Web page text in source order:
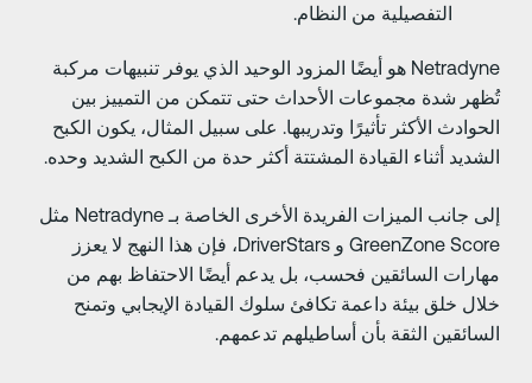
التفصيلية من النظام.
Netradyne هو أيضًا المزود الوحيد الذي يوفر تنبيهات مركبة
شدة مجموعات الأحداث حتى تتمكن من التمييز بين
الأكثر تأثيرًا وتدريبها. على سبيل المثال، يكون الكبح
أثناء القيادة المشتتة أكثر حدة من الكبح الشديد وحده.
إلى جانب الميزات الفريدة الأخرى الخاصة بـ Netradyne مثل
GreenZone Score و DriverStars، فإن هذا النهج لا يعزز
السائقين فحسب، بل يدعم أيضًا الاحتفاظ بهم من
خلق بيئة داعمة تكافئ سلوك القيادة الإيجابي وتمنح
الثقة بأن أساطيلهم تدعمهم.